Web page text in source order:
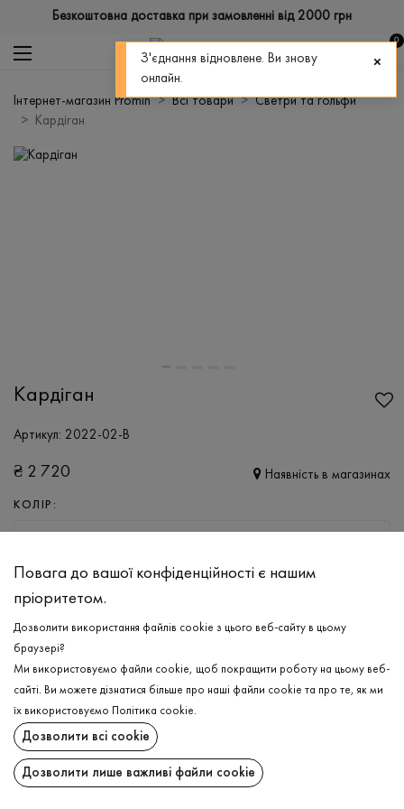
Безкоштовна доставка при замовленні від 2000 грн
0
Інтернет-магазин Promin Всі товари
Светри та гольфи
Кардіган
Кардіган
Артикул: 2022-02-B
₴ 2 720 Наявність в магазинах
КОЛІР:
ДОДАТИ ДО КОШИКА
ОБЕРІТЬ РОЗМІР
Кардіган
ДОДАТИ ДО КОШИКА
ОПИС
Повага до вашої конфіденційності є нашим
пріоритетом.
Дозволити використання файлів cookie з цього веб-сайту в цьому
браузері?
Ми використовуємо файли cookie, щоб покращити роботу на цьому веб-
сайті. Ви можете дізнатися більше про наші файли cookie та про те, як ми
їх використовуємо
Політика cookie.
Дозволити всі cookie
Дозволити лише важливі файли cookie
З'єднання відновлене. Ви знову
онлайн.